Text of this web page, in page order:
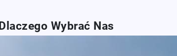
Dlaczego Wybrać Nas